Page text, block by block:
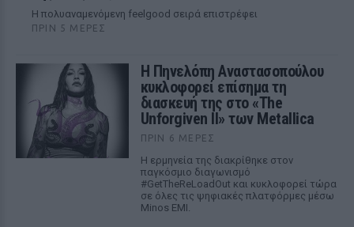
Η πολυαναμενόμενη feelgood σειρά επιστρέφει
ΠΡΙΝ 5 ΜΈΡΕΣ
Η Πηνελόπη Αναστασοπούλου
κυκλοφορεί επίσημα τη
διασκευή της στο «The
Unforgiven II» των Metallica
ΠΡΙΝ 6 ΜΈΡΕΣ
Η ερμηνεία της διακρίθηκε στον
παγκόσμιο διαγωνισμό
#GetTheReLoadOut και κυκλοφορεί τώρα
σε όλες τις ψηφιακές πλατφόρμες μέσω
Minos EMI.